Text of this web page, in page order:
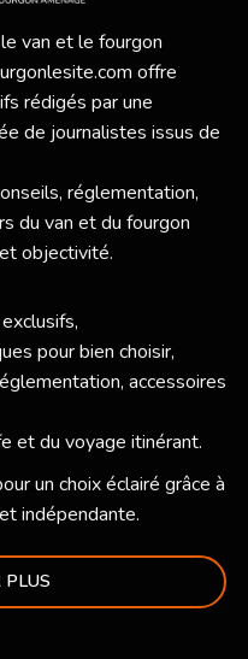
van et le fourgon
offre
rédigés par une
de journalistes issus de
réglementation,
du van et du fourgon
objectivité.
pour bien choisir,
accessoires
et du voyage itinérant.
un choix éclairé grâce à
indépendante.
PLUS